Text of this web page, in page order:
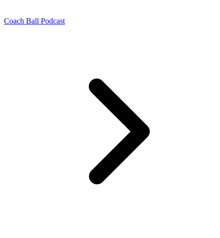
Coach Ball Podcast